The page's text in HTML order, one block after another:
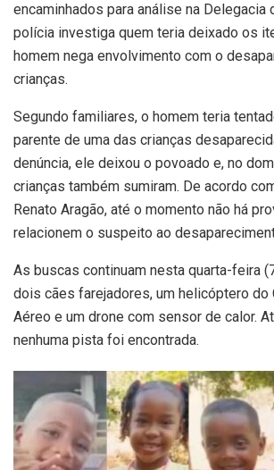
encaminhados para análise na Delegacia
polícia investiga quem teria deixado os
homem nega envolvimento com o
crianças.
Segundo familiares, o homem teria
parente de uma das crianças
denúncia, ele deixou o povoado e, no
crianças também sumiram. De acordo
Renato Aragão, até o momento não há
relacionem o suspeito ao
As buscas continuam nesta quarta-feira
dois cães farejadores, um helicóptero do
Aéreo e um drone com sensor de calor.
nenhuma pista foi encontrada.